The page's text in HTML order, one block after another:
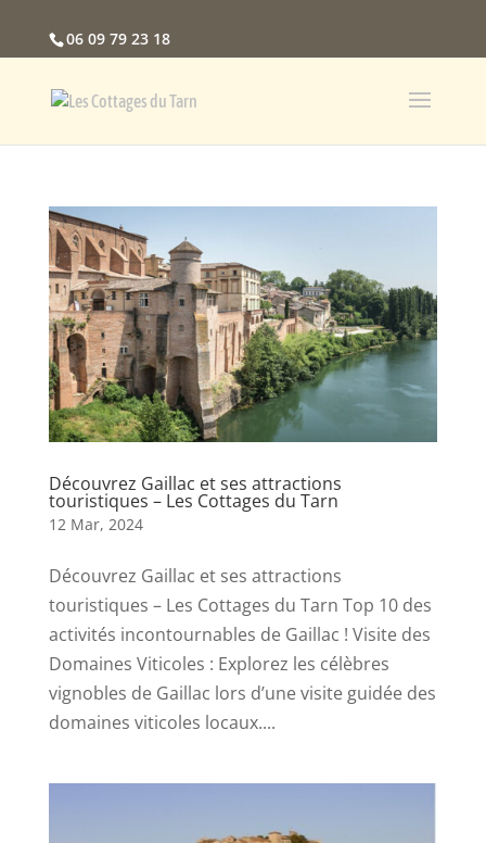
06 09 79 23 18
Découvrez Gaillac et ses attractions
touristiques – Les Cottages du Tarn
12 Mar, 2024
Découvrez Gaillac et ses attractions
touristiques – Les Cottages du Tarn Top 10 des
activités incontournables de Gaillac ! Visite des
Domaines Viticoles : Explorez les célèbres
vignobles de Gaillac lors d’une visite guidée des
domaines viticoles locaux....